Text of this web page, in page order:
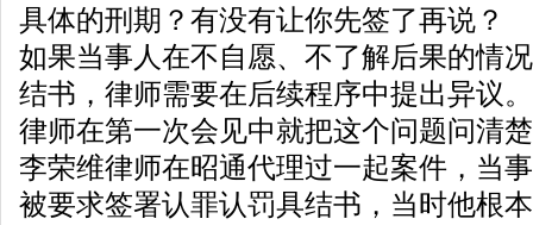
具体的刑期？有没有让你先签了再说？
如果当事人在不自愿、不了解后果的情
结书，律师需要在后续程序中提出异议
律师在第一次会见中就把这个问题问清
李荣维律师在昭通代理过一起案件，当
被要求签署认罪认罚具结书，当时他根